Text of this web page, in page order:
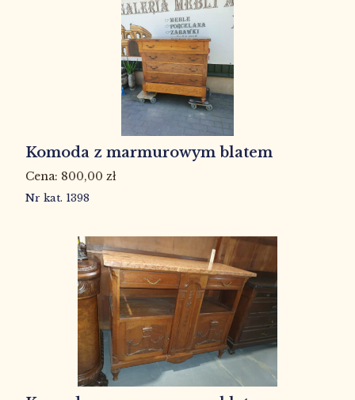
Komoda z marmurowym blatem
800,00zł
Nr kat. 1398